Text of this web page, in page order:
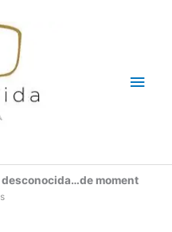
desconocida…de moment